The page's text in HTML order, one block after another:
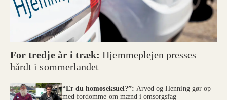
For tredje år i træk:Hjemmeplejen presses
hårdt i sommerlandet
“Er du homoseksuel?”: Arved og Henning gør op
med fordomme om mænd i omsorgsfag